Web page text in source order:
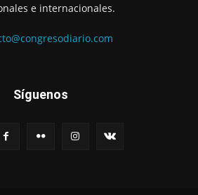
e internacionales.
Síguenos